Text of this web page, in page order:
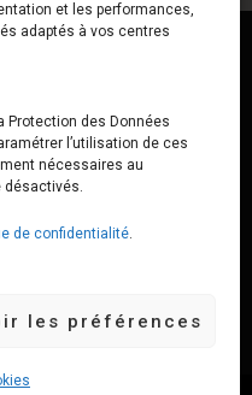
et les performances,
adaptés à vos centres
Protection des Données
l’utilisation de ces
nécessaires au
désactivés.
de confidentialité.
les préférences
// 14h00 –